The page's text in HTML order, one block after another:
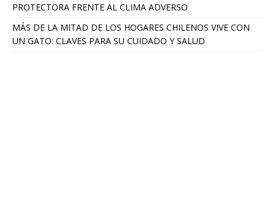
PROTECTORA FRENTE AL CLIMA ADVERSO
MÁS DE LA MITAD DE LOS HOGARES CHILENOS VIVE CON
UN GATO: CLAVES PARA SU CUIDADO Y SALUD